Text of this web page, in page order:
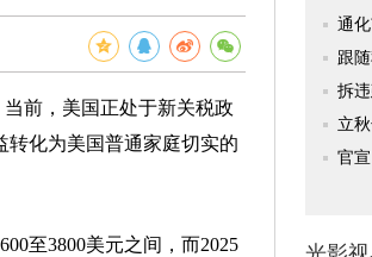
前，美国正处于新关税政
转化为美国普通家庭切实的
至3800美元之间，而2025